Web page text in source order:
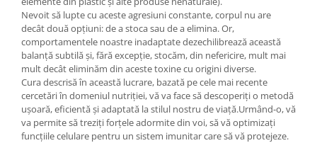
Nevoit să lupte cu aceste agresiuni constante, corpul nu are
decât două opţiuni: de a stoca sau de a elimina. Or,
comportamentele noastre inadaptate dezechilibrează această
balanţă subtilă şi, fără excepţie, stocăm, din nefericire, mult mai
mult decât eliminăm din aceste toxine cu origini diverse.
Cura descrisă în această lucrare, bazată pe cele mai recente
cercetări în domeniul nutriţiei, vă va face să descoperiţi o metodă
uşoară, eficientă şi adaptată la stilul nostru de viaţă.Urmând-o, vă
va permite să treziţi forţele adormite din voi, să vă optimizaţi
funcţiile celulare pentru un sistem imunitar care să vă protejeze.